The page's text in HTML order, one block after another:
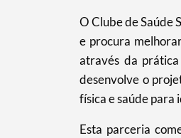
O Clube de Saúde
e procura
através da
desenvolve o
física e saúde para
Esta parceria